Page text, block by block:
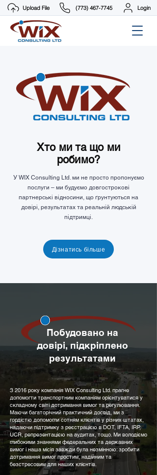
Upload File (773) 467-7745 Login
Хто ми та що ми
робимо?
У WIX Consulting Ltd. ми не просто пропонуємо
послуги – ми будуємо довгострокові
партнерські відносини, що ґрунтуються на
довірі, результатах та реальній людській
підтримці.
Дізнатись більше
Побудовано на
довірі, підкріплено
результатами
З 2016 року компанія WIX Consulting Ltd. прагне
допомогти транспортним компаніям орієнтуватися у
складному світі дотримання вимог та регулювання.
Маючи багаторічний практичний досвід, ми з
гордістю допомогли сотням клієнтів у різних штатах,
надаючи підтримку з реєстрацією в DOT, IFTA, IRP,
UCR, репрезентацією на аудитах, тощо. Ми володіємо
глибокими знаннями федеральних та державних
вимог і наша місія завжди була незмінною: зробити
дотримання вимог простим, надійним та
безстресовим для наших клієнтів.